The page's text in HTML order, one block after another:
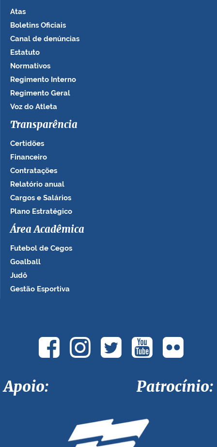
Atas
Boletins Oficiais
Canal de denúncias
Estatuto
Normativos
Regimento Interno
Regimento Geral
Voz do Atleta
Transparência
Certidões
Financeiro
Contratações
Relatório anual
Cargos e Salários
Plano Estratégico
Área Acadêmica
Futebol de Cegos
Goalball
Judô
Gestão Esportiva
Apoio: Patrocínio: